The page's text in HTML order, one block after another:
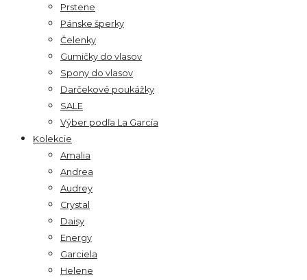
Prstene
Pánske šperky
Čelenky
Gumičky do vlasov
Spony do vlasov
Darčekové poukážky
SALE
Výber podľa La García
Kolekcie
Amalia
Andrea
Audrey
Crystal
Daisy
Energy
Garciela
Helene